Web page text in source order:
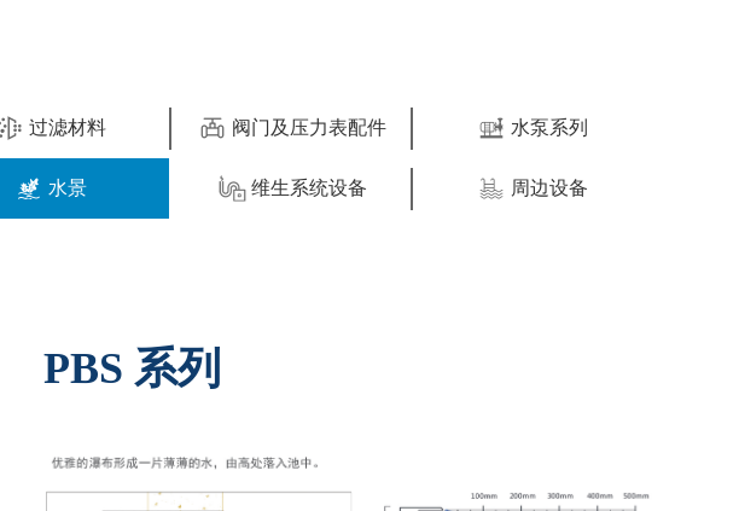
过滤材料 阀门及压力表配件 水泵系列
水景 维生系统设备 周边设备
PBS 系列